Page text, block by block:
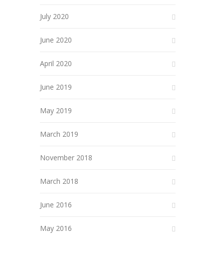
July 2020
June 2020
April 2020
June 2019
May 2019
March 2019
November 2018
March 2018
June 2016
May 2016